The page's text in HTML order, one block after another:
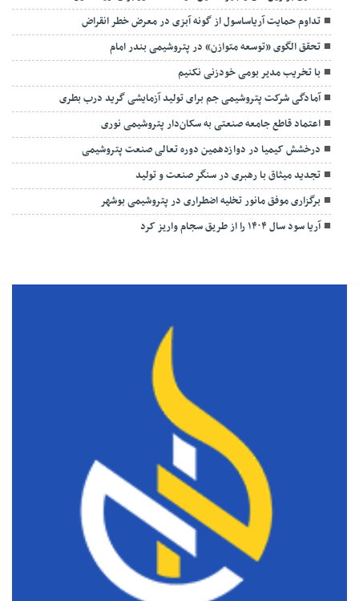
تداوم حمایت آریاساسول از گونه آبزی در معرض خطر انقراض
تحقق الگوی «توسعه متوازن» در پتروشیمی بندر امام
با تخریب مدیر بومی خودزنی نکنیم
آمادگی شرکت پتروشیمی جم برای تولید آزمایشی گرید درب بطری
اعتماد قاطع جامعه صنعتی به سکان‌دار پتروشیمی نوری
درخشش کیمیا در دوازدهمین دوره تعالی صنعت پتروشیمی
تجدید میثاق با رهبری در سنگر صنعت و تولید
برگزاری موفق مانور تخلیه اضطراری در پتروشیمی بوشهر
آریا سود سال ۱۴۰۴ را از طریق سجام واریز کرد